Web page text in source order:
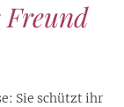
Sie schützt ihr